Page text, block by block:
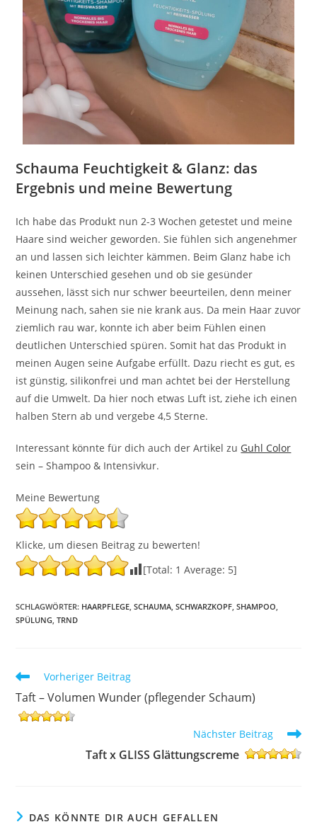
Schauma Feuchtigkeit & Glanz: das
Ergebnis und meine Bewertung
Ich habe das Produkt nun 2-3 Wochen getestet und meine
Haare sind weicher geworden. Sie fühlen sich angenehmer
an und lassen sich leichter kämmen. Beim Glanz habe ich
keinen Unterschied gesehen und ob sie gesünder
aussehen, lässt sich nur schwer beeurteilen, denn meiner
Meinung nach, sahen sie nie krank aus. Da mein Haar zuvor
ziemlich rau war, konnte ich aber beim Fühlen einen
deutlichen Unterschied spüren. Somit hat das Produkt in
meinen Augen seine Aufgabe erfüllt. Dazu riecht es gut, es
ist günstig, silikonfrei und man achtet bei der Herstellung
auf die Umwelt. Da hier noch etwas Luft ist, ziehe ich einen
halben Stern ab und vergebe 4,5 Sterne.
Interessant könnte für dich auch der Artikel zu Guhl Color
sein – Shampoo & Intensivkur.
Meine Bewertung
Klicke, um diesen Beitrag zu bewerten!
[Total: 1 Average: 5]
SCHLAGWÖRTER: HAARPFLEGE SCHAUMA SCHWARZKOPF SHAMPOO
SPÜLUNG TRND
Weitere
ansehen
Vorheriger Beitrag
Taft – Volumen Wunder (pflegender Schaum)
Nächster Beitrag
Taft x GLISS Glättungscreme
DAS KÖNNTE DIR AUCH GEFALLEN